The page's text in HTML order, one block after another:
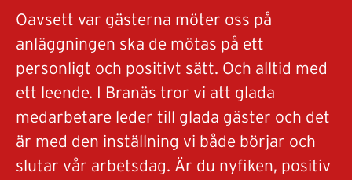
Oavsett var gästerna möter oss på
anläggningen ska de mötas på ett
personligt och positivt sätt. Och alltid med
ett leende. I Branäs tror vi att glada
medarbetare leder till glada gäster och det
är med den inställning vi både börjar och
slutar vår arbetsdag. Är du nyfiken, positiv